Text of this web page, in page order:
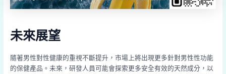
未來展望
隨著男性對性健康的重視不斷提升，市場上將出現更多針對男性性功能
的保健產品。未來，研發人員可能會探索更多安全有效的天然成分，以